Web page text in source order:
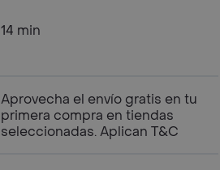
14 min
Aprovecha el envío gratis en tu
primera compra en tiendas
seleccionadas. Aplican T&C